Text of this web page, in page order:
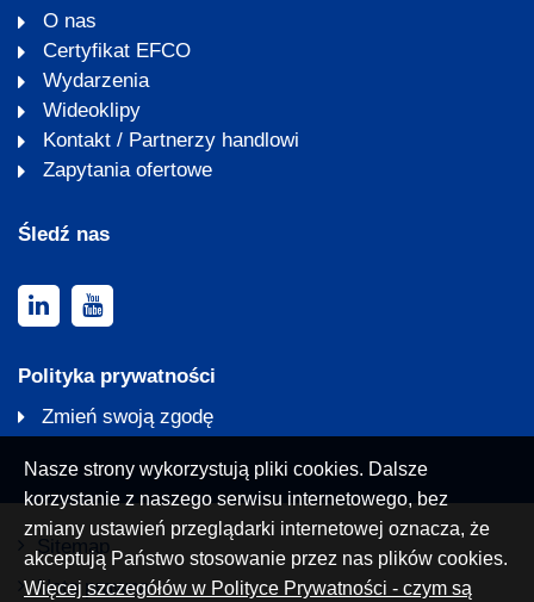
O nas
Certyfikat EFCO
Wydarzenia
Wideoklipy
Kontakt / Partnerzy handlowi
Zapytania ofertowe
Śledź nas
Polityka prywatności
Zmień swoją zgodę
Sitemap
Nota prawna
Nasze strony wykorzystują pliki cookies. Dalsze
korzystanie z naszego serwisu internetowego, bez
zmiany ustawień przeglądarki internetowej oznacza, że
akceptują Państwo stosowanie przez nas plików cookies.
Więcej szczegółów w Polityce Prywatności - czym są